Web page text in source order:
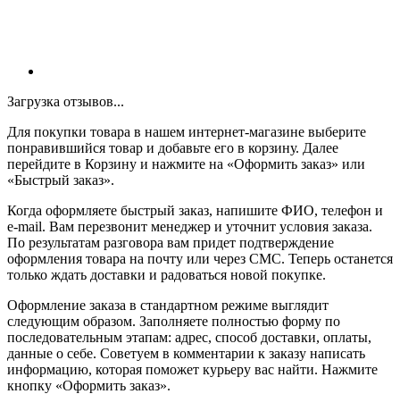
Загрузка отзывов...
Для покупки товара в нашем интернет-магазине выберите
понравившийся товар и добавьте его в корзину. Далее
перейдите в Корзину и нажмите на «Оформить заказ» или
«Быстрый заказ».
Когда оформляете быстрый заказ, напишите ФИО, телефон и
e-mail. Вам перезвонит менеджер и уточнит условия заказа.
По результатам разговора вам придет подтверждение
оформления товара на почту или через СМС. Теперь останется
только ждать доставки и радоваться новой покупке.
Оформление заказа в стандартном режиме выглядит
следующим образом. Заполняете полностью форму по
последовательным этапам: адрес, способ доставки, оплаты,
данные о себе. Советуем в комментарии к заказу написать
информацию, которая поможет курьеру вас найти. Нажмите
кнопку «Оформить заказ».